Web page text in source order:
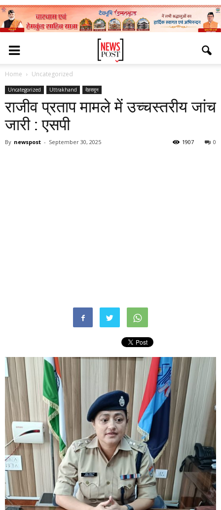
Home Uncategorized
Uncategorized Uttrakhand देहरादून
राजीव प्रताप मामले में उच्चस्तरीय जांच
जारी : एसपी
By newspost - September 30, 2025 0
1907